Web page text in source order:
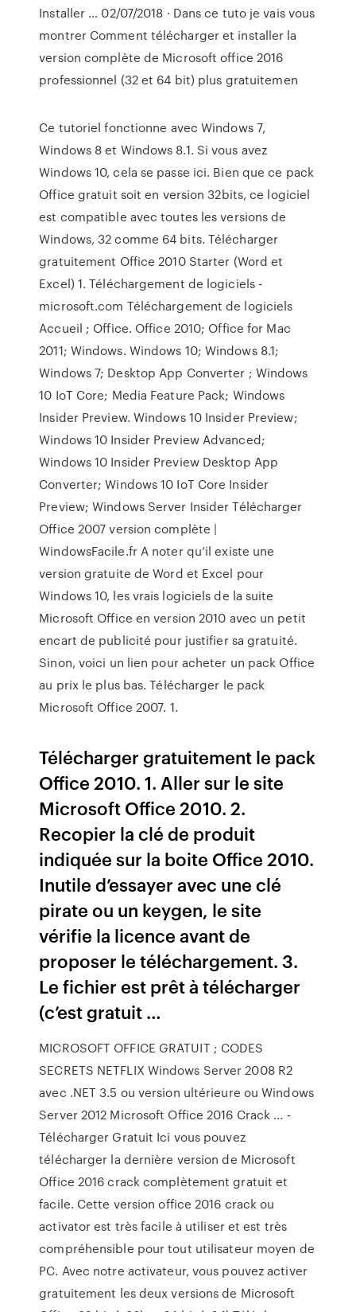
Installer … 02/07/2018 · Dans ce tuto je vais vous
montrer Comment télécharger et installer la
version complète de Microsoft office 2016
professionnel (32 et 64 bit) plus gratuitemen
Ce tutoriel fonctionne avec Windows 7,
Windows 8 et Windows 8.1. Si vous avez
Windows 10, cela se passe ici. Bien que ce pack
Office gratuit soit en version 32bits, ce logiciel
est compatible avec toutes les versions de
Windows, 32 comme 64 bits. Télécharger
gratuitement Office 2010 Starter (Word et
Excel) 1. Téléchargement de logiciels -
microsoft.com Téléchargement de logiciels
Accueil ; Office. Office 2010; Office for Mac
2011; Windows. Windows 10; Windows 8.1;
Windows 7; Desktop App Converter ; Windows
10 IoT Core; Media Feature Pack; Windows
Insider Preview. Windows 10 Insider Preview;
Windows 10 Insider Preview Advanced;
Windows 10 Insider Preview Desktop App
Converter; Windows 10 IoT Core Insider
Preview; Windows Server Insider Télécharger
Office 2007 version complète |
WindowsFacile.fr A noter qu’il existe une
version gratuite de Word et Excel pour
Windows 10, les vrais logiciels de la suite
Microsoft Office en version 2010 avec un petit
encart de publicité pour justifier sa gratuité.
Sinon, voici un lien pour acheter un pack Office
au prix le plus bas. Télécharger le pack
Microsoft Office 2007. 1.
Télécharger gratuitement le pack
Office 2010. 1. Aller sur le site
Microsoft Office 2010. 2.
Recopier la clé de produit
indiquée sur la boite Office 2010.
Inutile d’essayer avec une clé
pirate ou un keygen, le site
vérifie la licence avant de
proposer le téléchargement. 3.
Le fichier est prêt à télécharger
(c’est gratuit …
MICROSOFT OFFICE GRATUIT ; CODES
SECRETS NETFLIX Windows Server 2008 R2
avec .NET 3.5 ou version ultérieure ou Windows
Server 2012 Microsoft Office 2016 Crack ... -
Télécharger Gratuit Ici vous pouvez
télécharger la dernière version de Microsoft
Office 2016 crack complètement gratuit et
facile. Cette version office 2016 crack ou
activator est très facile à utiliser et est très
compréhensible pour tout utilisateur moyen de
PC. Avec notre activateur, vous pouvez activer
gratuitement les deux versions de Microsoft